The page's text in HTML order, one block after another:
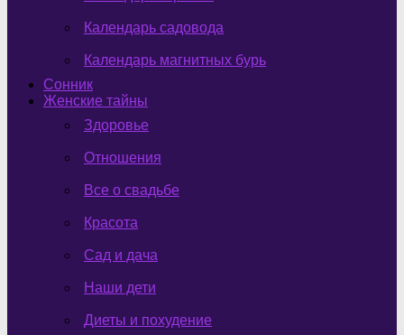
Календарь садовода
Календарь магнитных бурь
Сонник
Женские тайны
Здоровье
Отношения
Все о свадьбе
Красота
Сад и дача
Наши дети
Диеты и похудение